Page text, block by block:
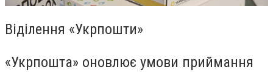
Віділення «Укрпошти»
«Укрпошта» оновлює умови приймання